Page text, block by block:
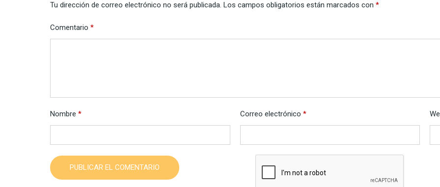
Tu dirección de correo electrónico no será publicada. Los campos obligatorios están marcados con *
Comentario *
Nombre * Correo electrónico *
PUBLICAR EL COMENTARIO